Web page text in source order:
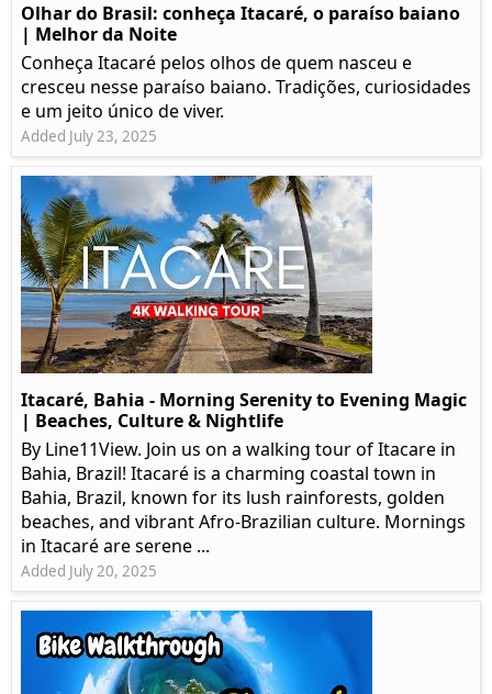
Olhar do Brasil: conheça Itacaré, o paraíso baiano
| Melhor da Noite
Conheça Itacaré pelos olhos de quem nasceu e
cresceu nesse paraíso baiano. Tradições, curiosidades
e um jeito único de viver.
Added July 23, 2025
Itacaré, Bahia - Morning Serenity to Evening Magic
| Beaches, Culture & Nightlife
By Line11View. Join us on a walking tour of Itacare in
Bahia, Brazil! Itacaré is a charming coastal town in
Bahia, Brazil, known for its lush rainforests, golden
beaches, and vibrant Afro-Brazilian culture. Mornings
in Itacaré are serene ...
Added July 20, 2025